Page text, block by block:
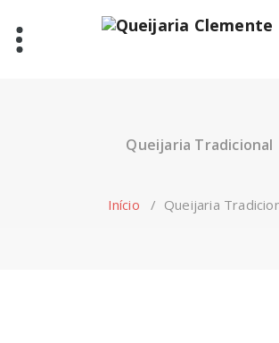
content
Queijaria Tradicional
Início / Queijaria